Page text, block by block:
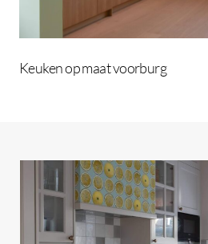
Keuken op maat voorburg